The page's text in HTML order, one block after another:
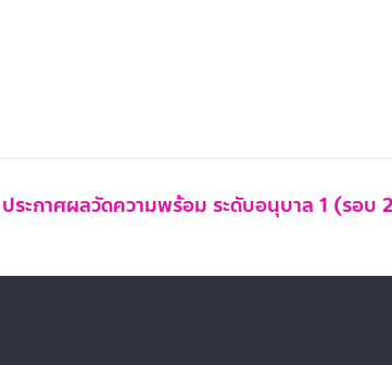
ประกาศผลวัดความพร้อม ระดับอนุบาล 1 (รอบ